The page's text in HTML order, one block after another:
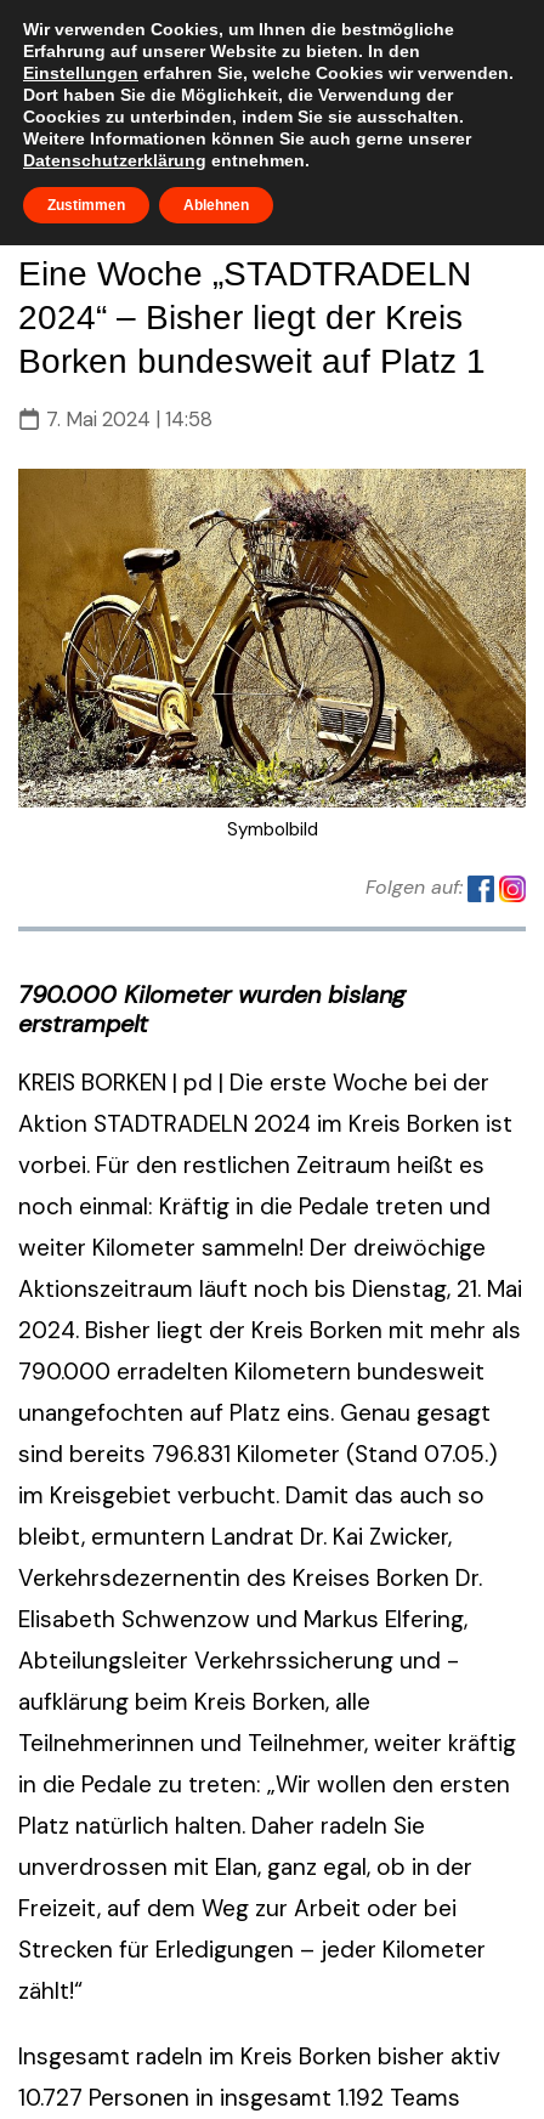
content
Eine Woche „STADTRADELN
2024“ – Bisher liegt der Kreis
Borken bundesweit auf Platz 1
7. Mai 2024 | 14:58
Symbolbild
Folgen auf:
790.000 Kilometer wurden bislang
erstrampelt
KREIS BORKEN | pd | Die erste Woche bei der
Aktion STADTRADELN 2024 im Kreis Borken ist
vorbei. Für den restlichen Zeitraum heißt es
noch einmal: Kräftig in die Pedale treten und
weiter Kilometer sammeln! Der dreiwöchige
Aktionszeitraum läuft noch bis Dienstag, 21. Mai
2024. Bisher liegt der Kreis Borken mit mehr als
790.000 erradelten Kilometern bundesweit
unangefochten auf Platz eins. Genau gesagt
sind bereits 796.831 Kilometer (Stand 07.05.)
im Kreisgebiet verbucht. Damit das auch so
bleibt, ermuntern Landrat Dr. Kai Zwicker,
Verkehrsdezernentin des Kreises Borken Dr.
Elisabeth Schwenzow und Markus Elfering,
Abteilungsleiter Verkehrssicherung und -
aufklärung beim Kreis Borken, alle
Teilnehmerinnen und Teilnehmer, weiter kräftig
in die Pedale zu treten: „Wir wollen den ersten
Platz natürlich halten. Daher radeln Sie
unverdrossen mit Elan, ganz egal, ob in der
Freizeit, auf dem Weg zur Arbeit oder bei
Strecken für Erledigungen – jeder Kilometer
zählt!“
Insgesamt radeln im Kreis Borken bisher aktiv
10.727 Personen in insgesamt 1.192 Teams
Wir verwenden Cookies, um Ihnen die bestmögliche
Erfahrung auf unserer Website zu bieten. In den
Einstellungen erfahren Sie, welche Cookies wir verwenden.
Dort haben Sie die Möglichkeit, die Verwendung der
Coockies zu unterbinden, indem Sie sie ausschalten.
Weitere Informationen können Sie auch gerne unserer
Datenschutzerklärung entnehmen.
Zustimmen Ablehnen